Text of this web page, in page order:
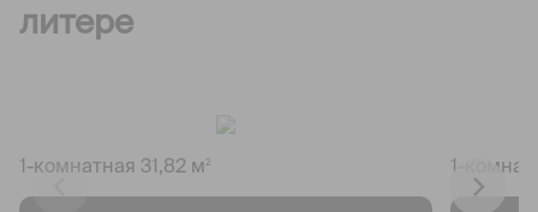
литере
1-комнатная 31,82 м 2 1-